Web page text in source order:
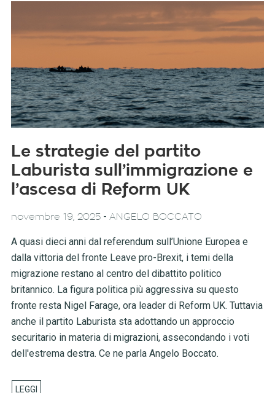
Le strategie del partito
Laburista sull’immigrazione e
l’ascesa di Reform UK
novembre 19, 2025- ANGELO BOCCATO
A quasi dieci anni dal referendum sull’Unione Europea e
dalla vittoria del fronte Leave pro-Brexit, i temi della
migrazione restano al centro del dibattito politico
britannico. La figura politica più aggressiva su questo
fronte resta Nigel Farage, ora leader di Reform UK. Tuttavia
anche il partito Laburista sta adottando un approccio
securitario in materia di migrazioni, assecondando i voti
dell'estrema destra. Ce ne parla Angelo Boccato.